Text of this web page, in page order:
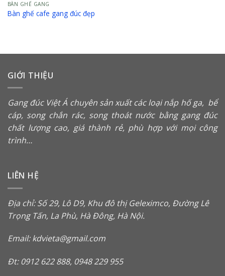
BÀN GHẾ GANG
Bàn ghế cafe gang đúc đẹp
GIỚI THIỆU
Gang đúc Việt Á chuyên sản xuất các loạinắp hố ga, bể
cáp, song chắn rác, song thoát nước bằng gang đúc
chất lượng cao, giá thành rẻ, phù hợp với mọi công
trình…
LIÊN HỆ
Địa chỉ: Số 29, Lô D9, Khu đô thị Geleximco, Đường Lê
Trọng Tấn, La Phù, Hà Đông, Hà Nội.
Email: kdvieta@gmail.com
Đt: 0912 622 888, 0948 229 955